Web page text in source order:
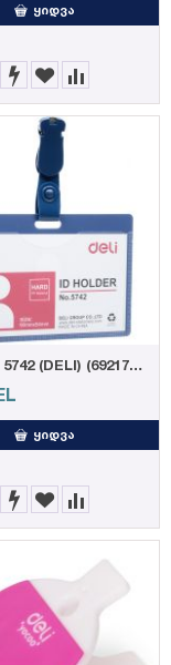
ᲧᲘᲓᲕᲐ
ბეიჯი # 5742 (DELI) (6921734957429)
ᲧᲘᲓᲕᲐ